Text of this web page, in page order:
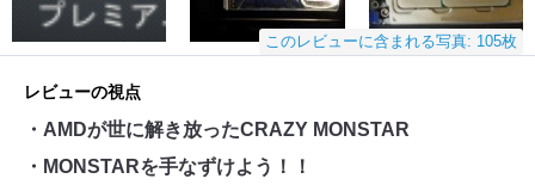
このレビューに含まれる写真: 105枚
レビューの視点
・AMDが世に解き放ったCRAZY MONSTAR
・MONSTARを手なずけよう！！